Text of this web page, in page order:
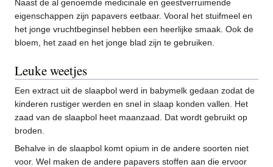
Naast de al genoemde medicinale en geestverruimende
eigenschappen zijn papavers eetbaar. Vooral het stuifmeel en
het jonge vruchtbeginsel hebben een heerlijke smaak. Ook de
bloem, het zaad en het jonge blad zijn te gebruiken.
Leuke weetjes
Een extract uit de slaapbol werd in babymelk gedaan zodat de
kinderen rustiger werden en snel in slaap konden vallen. Het
zaad van de slaapbol heet maanzaad. Dat wordt gebruikt op
broden.
Behalve in de slaapbol komt opium in de andere soorten niet
voor. Wel maken de andere papavers stoffen aan die ervoor